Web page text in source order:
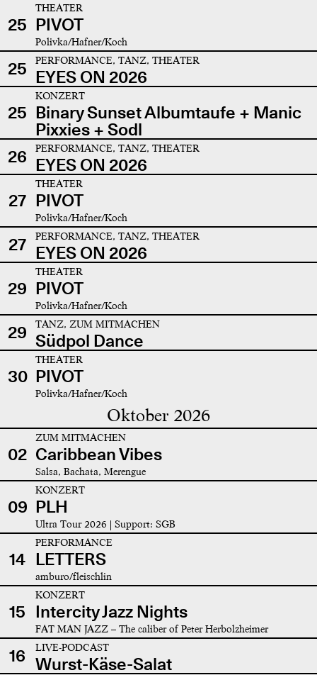
25
THEATER
PIVOT
Polivka/Hafner/Koch
25 PERFORMANCE, TANZ, THEATER
EYES ON 2026
25
KONZERT
Binary Sunset Albumtaufe + Manic
Pixxies + Sodl
26
PERFORMANCE, TANZ, THEATER
EYES ON 2026
27
THEATER
PIVOT
Polivka/Hafner/Koch
27 PERFORMANCE, TANZ, THEATER
EYES ON 2026
29
THEATER
PIVOT
Polivka/Hafner/Koch
29 TANZ, ZUM MITMACHEN
Südpol Dance
30
THEATER
PIVOT
Polivka/Hafner/Koch
Oktober 2026
02
ZUM MITMACHEN
Caribbean Vibes
Salsa, Bachata, Merengue
09
KONZERT
PLH
Ultra Tour 2026 | Support: SGB
14
PERFORMANCE
LETTERS
amburo/fleischlin
15
KONZERT
Intercity Jazz Nights
FAT MAN JAZZ – The caliber of Peter Herbolzheimer
16 LIVE-PODCAST
Wurst-Käse-Salat